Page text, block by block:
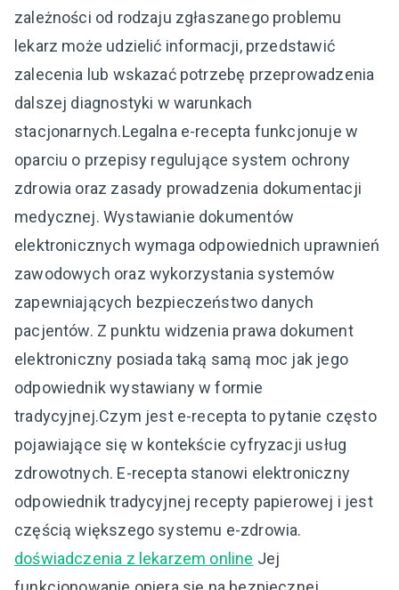
zależności od rodzaju zgłaszanego problemu
lekarz może udzielić informacji, przedstawić
zalecenia lub wskazać potrzebę przeprowadzenia
dalszej diagnostyki w warunkach
stacjonarnych.Legalna e-recepta funkcjonuje w
oparciu o przepisy regulujące system ochrony
zdrowia oraz zasady prowadzenia dokumentacji
medycznej. Wystawianie dokumentów
elektronicznych wymaga odpowiednich uprawnień
zawodowych oraz wykorzystania systemów
zapewniających bezpieczeństwo danych
pacjentów. Z punktu widzenia prawa dokument
elektroniczny posiada taką samą moc jak jego
odpowiednik wystawiany w formie
tradycyjnej.Czym jest e-recepta to pytanie często
pojawiające się w kontekście cyfryzacji usług
zdrowotnych. E-recepta stanowi elektroniczny
odpowiednik tradycyjnej recepty papierowej i jest
częścią większego systemu e-zdrowia.
doświadczenia z lekarzem online Jej